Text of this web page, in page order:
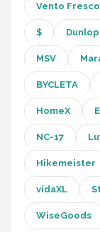
Alle merken
Vento Fresco
$ Dunlop
MSV
BYCLETA
HomeX
NC-17
Hikemeister
vidaXL
WiseGoods